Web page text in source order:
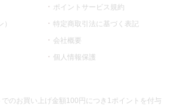
ポイントサービス規約
特定商取引法に基づく表記
会社概要
個人情報保護
のお買い上げ金額100円につき1ポイントを付与